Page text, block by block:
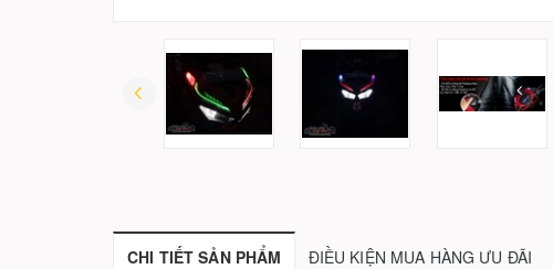
CHI TIẾT SẢN PHẨM ĐIỀU KIỆN MUA HÀNG ƯU ĐÃI